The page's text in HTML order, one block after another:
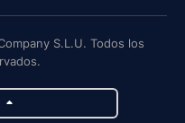
S.L.U. Todos los